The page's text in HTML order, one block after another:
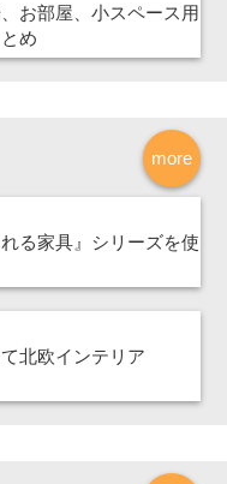
お部屋、小スペース用
め
more
る家具』シリーズを使
北欧インテリア